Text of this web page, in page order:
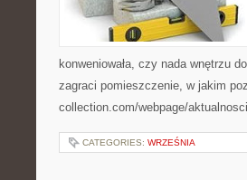
konweniowała, czy nada wnętrzu
zagraci pomieszczenie, w jakim
collection.com/webpage/
CATEGORIES: WRZEŚNIA